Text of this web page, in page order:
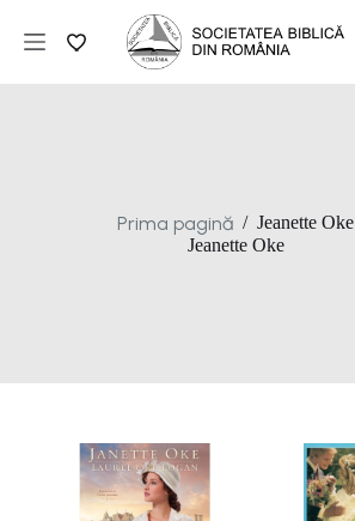
conținut
Prima pagină / Jeanette Oke
Jeanette Oke